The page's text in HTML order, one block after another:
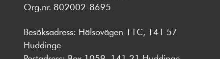
Org.nr. 802002-8695
Besöksadress: Hälsovägen 11C, 141 57
Huddinge